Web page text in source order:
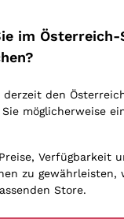
Arianna
Santi
dei Frati
Sie in unserem
im Österreich-
derzeit den
möglicherweise
Verfügbarkeit
zu gewährleisten,
Store.